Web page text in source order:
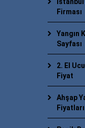
Firması
Yangın
Sayfası
2. El
Fiyat
Ahşap
Fiyatları